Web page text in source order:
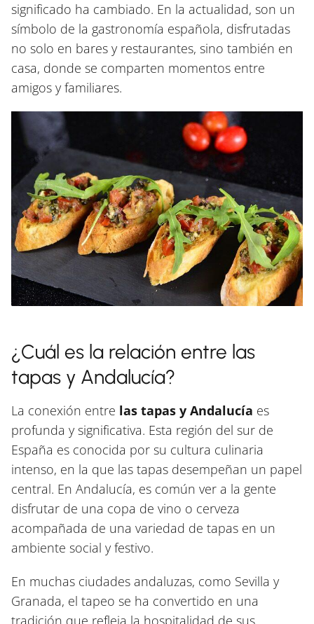
significado ha cambiado. En la actualidad, son un
símbolo de la gastronomía española, disfrutadas
no solo en bares y restaurantes, sino también en
casa, donde se comparten momentos entre
amigos y familiares.
¿Cuál es la relación entre las
tapas y Andalucía?
La conexión entre las tapas y Andalucía es
profunda y significativa. Esta región del sur de
España es conocida por su cultura culinaria
intenso, en la que las tapas desempeñan un papel
central. En Andalucía, es común ver a la gente
disfrutar de una copa de vino o cerveza
acompañada de una variedad de tapas en un
ambiente social y festivo.
En muchas ciudades andaluzas, como Sevilla y
Granada, el tapeo se ha convertido en una
tradición que refleja la hospitalidad de sus